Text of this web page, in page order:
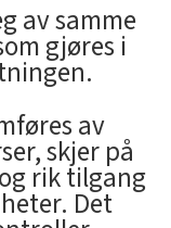
av samme
gjøres i
av
skjer på
rik tilgang
Det